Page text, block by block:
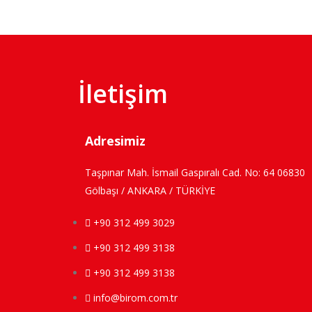
İletişim
Adresimiz
Taşpınar Mah. İsmail Gaspıralı Cad. No: 64 06830
Gölbaşı / ANKARA / TÜRKİYE
+90 312 499 3029
+90 312 499 3138
+90 312 499 3138
info@birom.com.tr